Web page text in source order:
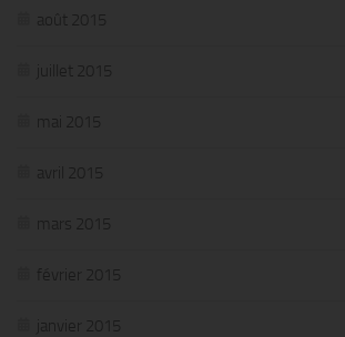
août 2015
juillet 2015
mai 2015
avril 2015
mars 2015
février 2015
janvier 2015